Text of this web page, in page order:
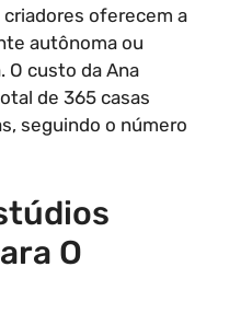
oferecem a
autônoma ou
custo da Ana
de 365 casas
seguindo o número
O